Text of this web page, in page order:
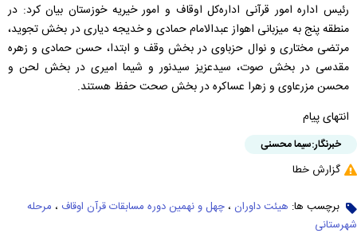
رئیس اداره امور قرآنی اداره‌کل اوقاف و امور خیریه خوزستان بیان کرد: در
منطقه پنج به میزبانی اهواز عبدالامام حمادی و خدیجه دیاری در بخش تجوید،
مرتضی مختاری و نوال حزباوی در بخش وقف و ابتدا، حسن حمادی و زهره
مقدسی در بخش صوت، سیدعزیز سیدنور و شیما امیری در بخش لحن و
محسن مزرعاوی و زهرا عساکره در بخش صحت حفظ هستند.
انتهای پیام
خبرنگار:سیما محسنی
گزارش خطا
برچسب ها: هیئت داوران ، چهل و نهمین دوره مسابقات قرآن اوقاف ، مرحله
شهرستانی